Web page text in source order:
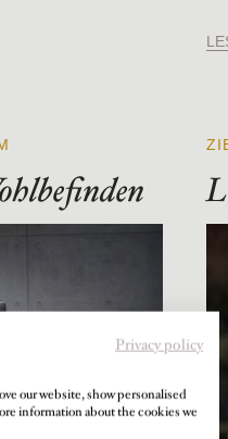
Privacy policy
our website, show personalised
information about the cookies we